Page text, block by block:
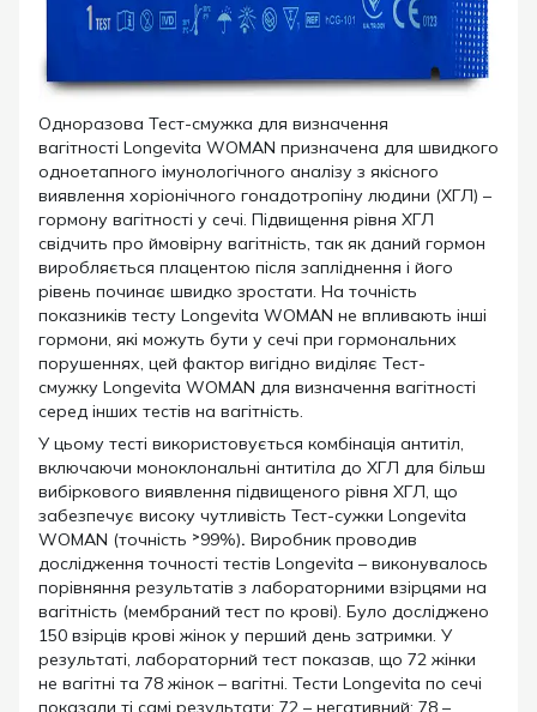
Одноразова Тест-смужка для визначення
вагітності Longevita WOMAN призначена для швидкого
одноетапного імунологічного аналізу з якісного
виявлення хоріонічного гонадотропіну людини (ХГЛ) –
гормону вагітності у сечі. Підвищення рівня ХГЛ
свідчить про ймовірну вагітність, так як даний гормон
виробляється плацентою після запліднення і його
рівень починає швидко зростати. На точність
показників тесту Longevita WOMAN не впливають інші
гормони, які можуть бути у сечі при гормональних
порушеннях, цей фактор вигідно виділяє Тест-
смужку Longevita WOMAN для визначення вагітності
серед інших тестів на вагітність.
У цьому тесті використовується комбінація антитіл,
включаючи моноклональні антитіла до ХГЛ для більш
вибіркового виявлення підвищеного рівня ХГЛ, що
забезпечує високу чутливість Тест-сужки Longevita
WOMAN (точність ˃99%). Виробник проводив
дослідження точності тестів Longevita – виконувалось
порівняння результатів з лабораторними взірцями на
вагітність (мембраний тест по крові). Було досліджено
150 взірців крові жінок у перший день затримки. У
результаті, лабораторний тест показав, що 72 жінки
не вагітні та 78 жінок – вагітні. Тести Longevita по сечі
показали ті самі результати: 72 – негативний; 78 –